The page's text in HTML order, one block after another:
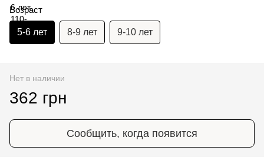
Возраст
5-6 лет 8-9 лет 9-10 лет
Нет в наличии
362 грн
Сообщить, когда появится